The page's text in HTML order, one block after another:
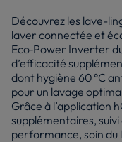
Découvrez les lave-
laver connectée et
Eco‑Power Inverter
d’efficacité
dont hygiène 60 °C
pour un lavage
Grâce à l’application
supplémentaires,
performance, soin du